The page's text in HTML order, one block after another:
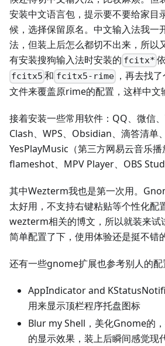
安装中文语言包，提示要不要给家目
候，选择保留原名。中文输入法我一
法，但装上后怎么都切不出来，所以
有安装搜狗输入法时安装的 fcitx*
fcitx5 和 fcitx5-rime ，再去找
文件来覆盖原rime的配置，这样中文
接着安装一些常用软件：QQ、微信、
Clash、WPS、Obsidian、滴答清单
YesPlayMusic（第三方网易云音乐播
flameshot、MPV Player、OBS
其中Wezterm我也是第一次用。
太好用，不支持右键粘贴等个性化配
wezterm相关的博文，所以就装来试
简单配置了下，使用体验还是挺不错的
还有一些gnome扩展也参考别人的配
AppIndicator and
用来显示顶栏程序托盘图标
Blur my Shell，美化Gnome的
的显示效果，装上后瞬间感觉现